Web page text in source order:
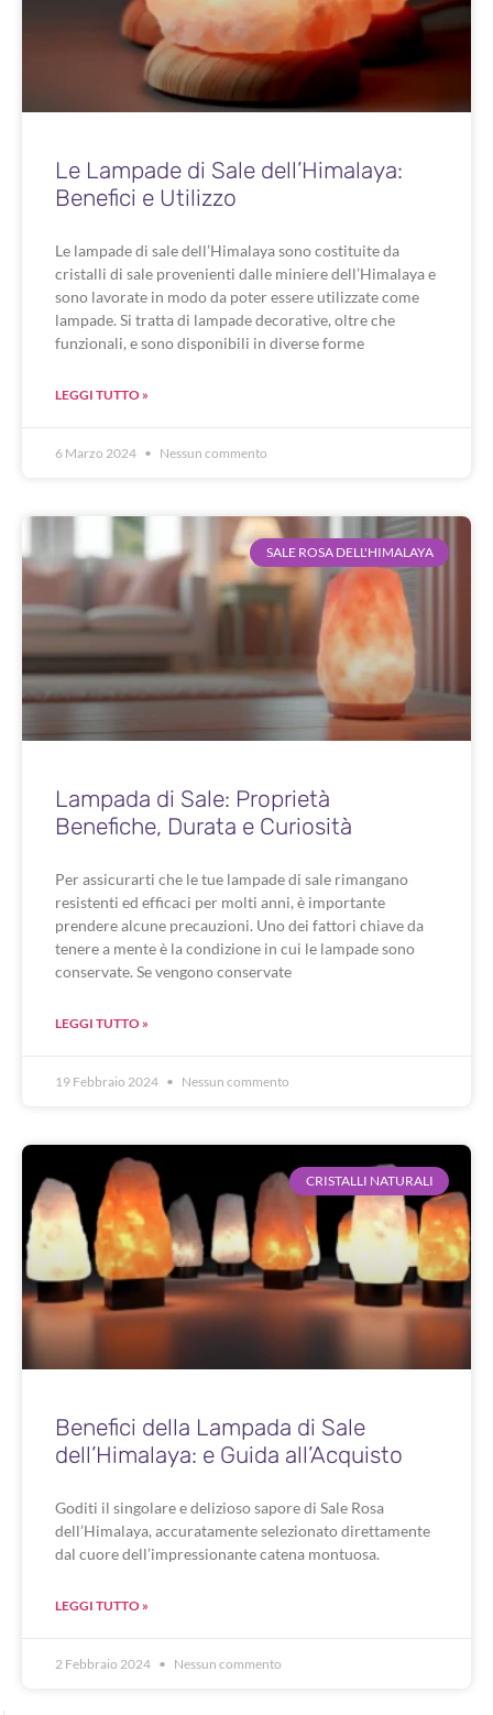
Le Lampade di Sale dell’Himalaya:
Benefici e Utilizzo
Le lampade di sale dell’Himalaya sono costituite da
cristalli di sale provenienti dalle miniere dell’Himalaya e
sono lavorate in modo da poter essere utilizzate come
lampade. Si tratta di lampade decorative, oltre che
funzionali, e sono disponibili in diverse forme
LEGGI TUTTO »
6 Marzo 2024 Nessun commento
SALE ROSA DELL'HIMALAYA
Lampada di Sale: Proprietà
Benefiche, Durata e Curiosità
Per assicurarti che le tue lampade di sale rimangano
resistenti ed efficaci per molti anni, è importante
prendere alcune precauzioni. Uno dei fattori chiave da
tenere a mente è la condizione in cui le lampade sono
conservate. Se vengono conservate
LEGGI TUTTO »
19 Febbraio 2024 Nessun commento
CRISTALLI NATURALI
Benefici della Lampada di Sale
dell’Himalaya: e Guida all’Acquisto
Goditi il singolare e delizioso sapore di Sale Rosa
dell’Himalaya, accuratamente selezionato direttamente
dal cuore dell’impressionante catena montuosa.
LEGGI TUTTO »
2 Febbraio 2024 Nessun commento